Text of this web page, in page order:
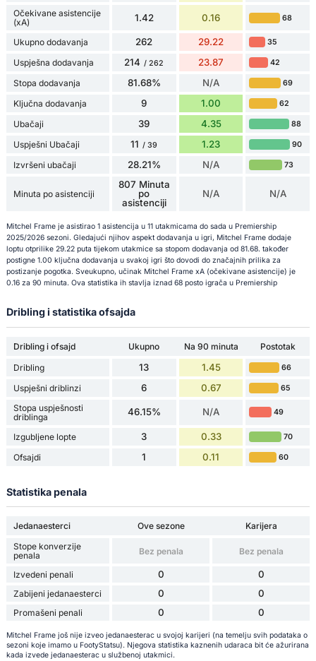
Očekivane asistencije
(xA)
1.42 0.16 68
Ukupno dodavanja 262 29.22 35
Uspješna dodavanja 214 / 262 23.87 42
Stopa dodavanja 81.68% N/A 69
Ključna dodavanja 9 1.00 62
Ubačaji 39 4.35 88
Uspješni Ubačaji 11 / 39 1.23 90
Izvršeni ubačaji 28.21% N/A 73
Minuta po asistenciji
807 Minuta
po
asistenciji
N/A N/A
Mitchel Frame je asistirao 1 asistencija u 11 utakmicama do sada u Premiership
2025/2026 sezoni. Gledajući njihov aspekt dodavanja u igri, Mitchel Frame dodaje
loptu otprilike 29.22 puta tijekom utakmice sa stopom dodavanja od 81.68. također
postigne 1.00 ključna dodavanja u svakoj igri što dovodi do značajnih prilika za
postizanje pogotka. Sveukupno, učinak Mitchel Frame xA (očekivane asistencije) je
0.16 za 90 minuta. Ova statistika ih stavlja iznad 68 posto igrača u Premiership
Dribling i statistika ofsajda
Dribling i ofsajd Ukupno Na 90 minuta
Postotak
Dribling
13 1.45 66
Uspješni driblinzi 6 0.67 65
Stopa uspješnosti
driblinga
46.15% N/A 49
Izgubljene lopte 3 0.33 70
Ofsajdi 1 0.11 60
Statistika penala
Jedanaesterci Ove sezone
Karijera
Stope konverzije
penala
Bez penala Bez penala
Izvedeni penali 0 0
Zabijeni jedanaesterci 0 0
Promašeni penali 0 0
Mitchel Frame još nije izveo jedanaesterac u svojoj karijeri (na temelju svih podataka o
sezoni koje imamo u FootyStatsu). Njegova statistika kaznenih udaraca bit će ažurirana
kada izvede jedanaesterac u službenoj utakmici.